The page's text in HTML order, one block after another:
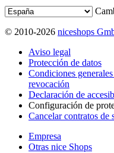
© 2010-2026 niceshops
Aviso legal
Protección de datos
Condiciones
revocación
Declaración de
Configuración de
Cancelar contratos de
Empresa
Otras nice Shops